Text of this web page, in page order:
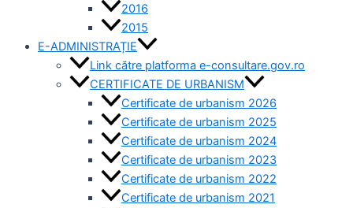
2016
2015
E-ADMINISTRAȚIE
Link către platforma e-consultare.gov.ro
CERTIFICATE DE URBANISM
Certificate de urbanism 2026
Certificate de urbanism 2025
Certificate de urbanism 2024
Certificate de urbanism 2023
Certificate de urbanism 2022
Certificate de urbanism 2021